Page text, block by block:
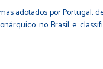
adotados por
no Brasil e